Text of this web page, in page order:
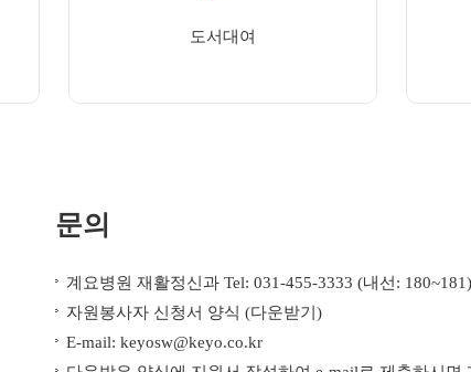
도서대여
문의
계요병원 재활정신과 Tel: 031-455-3333 (내선: 180~181)
자원봉사자 신청서 양식 (다운받기)
E-mail: keyosw@keyo.co.kr